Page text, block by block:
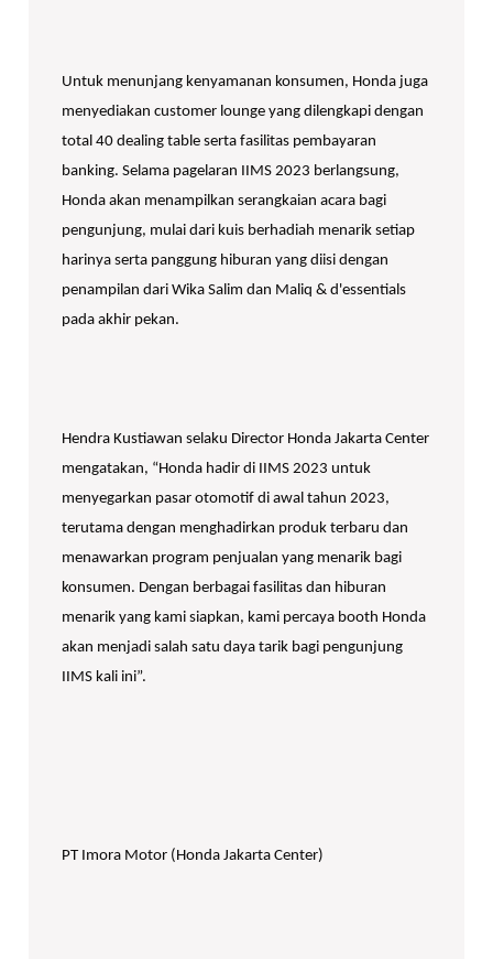
Untuk menunjang kenyamanan konsumen, Honda juga
menyediakan customer lounge yang dilengkapi dengan
total 40 dealing table serta fasilitas pembayaran
banking. Selama pagelaran IIMS 2023 berlangsung,
Honda akan menampilkan serangkaian acara bagi
pengunjung, mulai dari kuis berhadiah menarik setiap
harinya serta panggung hiburan yang diisi dengan
penampilan dari Wika Salim dan Maliq & d'essentials
pada akhir pekan.
Hendra Kustiawan selaku Director Honda Jakarta Center
mengatakan, “Honda hadir di IIMS 2023 untuk
menyegarkan pasar otomotif di awal tahun 2023,
terutama dengan menghadirkan produk terbaru dan
menawarkan program penjualan yang menarik bagi
konsumen. Dengan berbagai fasilitas dan hiburan
menarik yang kami siapkan, kami percaya booth Honda
akan menjadi salah satu daya tarik bagi pengunjung
IIMS kali ini”.
PT Imora Motor (Honda Jakarta Center)